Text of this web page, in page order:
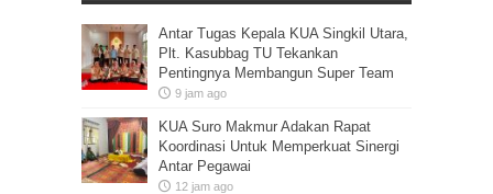
Antar Tugas Kepala KUA Singkil Utara,
Plt. Kasubbag TU Tekankan
Pentingnya Membangun Super Team
9 jam ago
KUA Suro Makmur Adakan Rapat
Koordinasi Untuk Memperkuat Sinergi
Antar Pegawai
12 jam ago